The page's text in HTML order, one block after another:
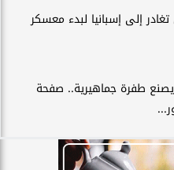
إلى إسبانيا لبدء معسكر
طفرة جماهيرية.. صفحة